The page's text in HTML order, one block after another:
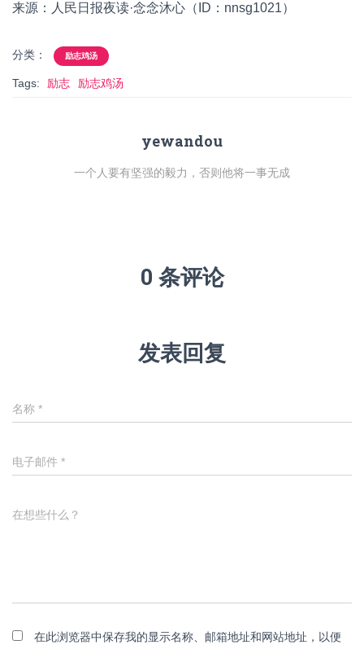
来源：人民日报夜读·念念沐心（ID：nnsg1021）
分类： 励志鸡汤
Tags: 励志 励志鸡汤
yewandou
一个人要有坚强的毅力，否则他将一事无成
0 条评论
发表回复
名称 *
电子邮件 *
在想些什么？
在此浏览器中保存我的显示名称、邮箱地址和网站地址，以便